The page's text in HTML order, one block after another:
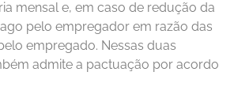
mensal e, em caso de redução da
pelo empregador em razão das
empregado. Nessas duas
admite a pactuação por acordo